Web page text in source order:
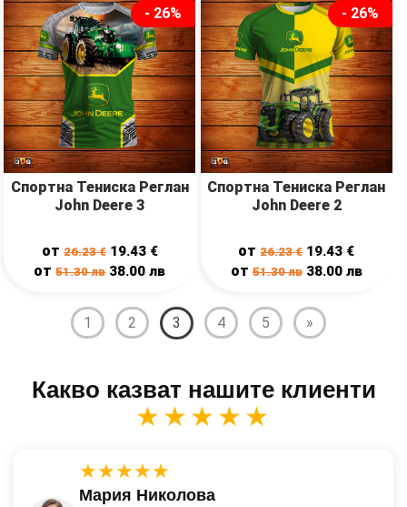
- 26%
Спортна Тениска Реглан
John Deere 3
от26.23€ 19.43 €
от51.30лв 38.00лв
- 26%
Спортна Тениска Реглан
John Deere 2
от26.23€ 19.43 €
от 51.30лв 38.00 лв
1 2 3 4 5 »
Какво казват нашите клиенти
★★★★★
★★★★★
Мария Николова